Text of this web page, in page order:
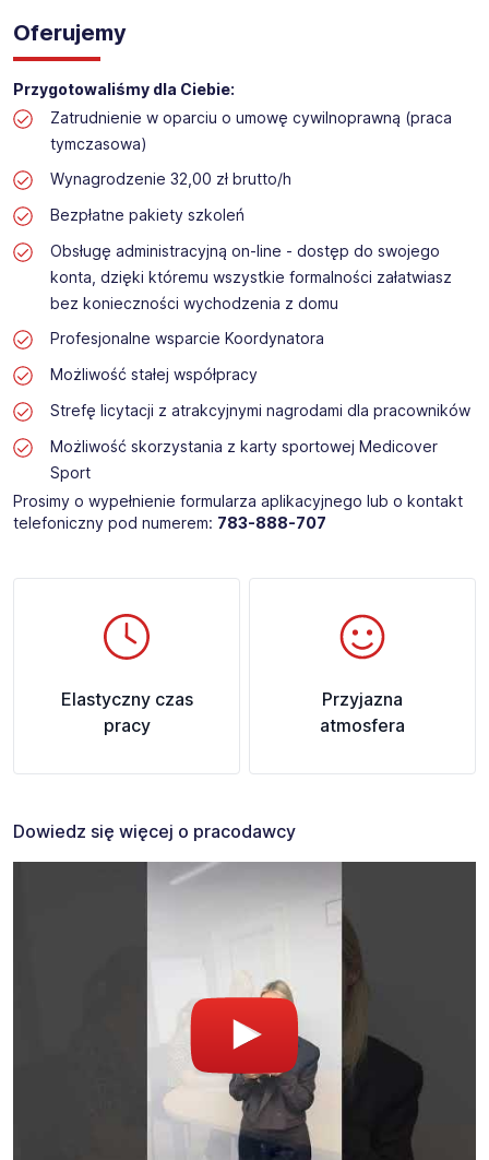
Oferujemy
Przygotowaliśmy dla Ciebie:
Zatrudnienie w oparciu o umowę cywilnoprawną (praca
tymczasowa)
Wynagrodzenie 32,00 zł brutto/h
Bezpłatne pakiety szkoleń
Obsługę administracyjną on-line - dostęp do swojego
konta, dzięki któremu wszystkie formalności załatwiasz
bez konieczności wychodzenia z domu
Profesjonalne wsparcie Koordynatora
Możliwość stałej współpracy
Strefę licytacji z atrakcyjnymi nagrodami dla pracowników
Możliwość skorzystania z karty sportowej Medicover
Sport
Prosimy o wypełnienie formularza aplikacyjnego lub o kontakt
telefoniczny pod numerem: 783-888-707​
Elastyczny czas
pracy
Przyjazna
atmosfera
Dowiedz się więcej o pracodawcy